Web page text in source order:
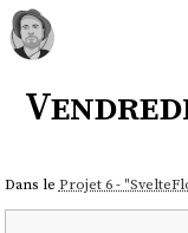
Vendredi
Dans le Projet 6 -